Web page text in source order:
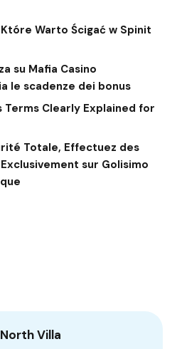
Warto Ścigać w Spinit
su Mafia Casino
le scadenze dei bonus
Terms Clearly Explained for
Totale, Effectuez des
sur Golisimo
Villa